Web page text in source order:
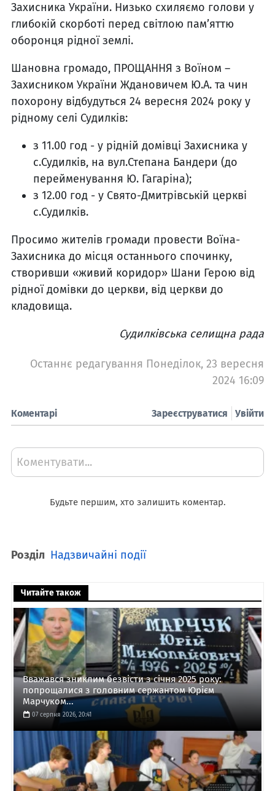
Захисника України. Низько схиляємо голови у
глибокій cкорботі перед світлою памʼяттю
оборонця рідної землі.
Шановна громадо, ПРОЩАННЯ з Воїном –
Захисником України Ждановичем Ю.А. та чин
похорону відбудуться 24 вересня 2024 року у
рідному селі Судилків:
з 11.00 год - у рідній домівці Захисника у
с.Судилків, на вул.Степана Бандери (до
перейменування Ю. Гагаріна);
з 12.00 год - у Свято-Дмитрівській церкві
с.Судилків.
Просимо жителів громади провести Воїна-
Захисника до місця останнього спочинку,
створивши «живий коридор» Шани Герою від
рідної домівки до церкви, від церкви до
кладовища.
Судилківська селищна рада
Останнє редагування Понеділок, 23 вересня
2024 16:09
Коментарі Увійти
Зареєструватися
Коментувати...
Будьте першим, хто залишить коментар.
Розділ Надзвичайні події
Читайте також
Вважався зниклим безвісти з січня 2025 року:
попрощалися з головним сержантом Юрієм
Марчуком...
07 серпня 2026, 20:41